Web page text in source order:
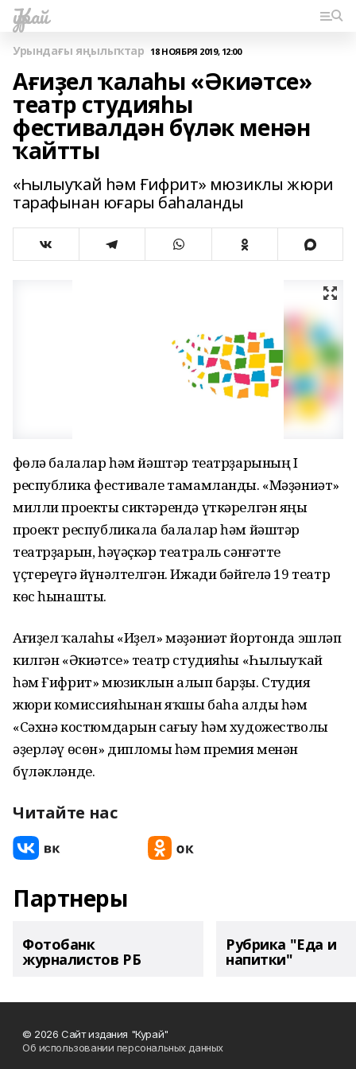
Ҡурай
Урындағы яңылыҡтар 18 НОЯБРЯ 2019, 12:00
Ағиҙел ҡалаһы «Әкиәтсе»
театр студияһы
фестивалдән бүләк менән
ҡайтты
«Һылыуҡай һәм Ғифрит» мюзиклы жюри
тарафынан юғары баһаланды
Өфөлә балалар һәм йәштәр театрҙарының I
республика фестивале тамамланды. «Мәҙәниәт»
милли проекты сиктәрендә үткәрелгән яңы
проект республикала балалар һәм йәштәр
театрҙарын, һәүәҫкәр театраль сәнғәтте
үҫтереүгә йүнәлтелгән. Ижади бәйгелә 19 театр
көс һынашты.
Ағиҙел ҡалаһы «Иҙел» мәҙәниәт йортонда эшләп
килгән «Әкиәтсе» театр студияһы «Һылыуҡай
һәм Ғифрит» мюзиклын алып барҙы. Студия
жюри комиссияһынан яҡшы баһа алды һәм
«Сәхнә костюмдарын сағыу һәм художестволы
әҙерләү өсөн» дипломы һәм премия менән
бүләкләнде.
Читайте нас
Партнеры
Фотобанк
журналистов РБ
Рубрика "Еда и
напитки"
© 2026 Сайт издания "Курай"
Об использовании персональных данных